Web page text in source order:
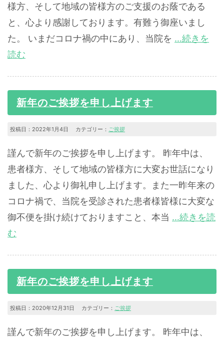
様方、そして地域の皆様方のご支援のお蔭である
と、心より感謝しております。有難う御座いまし
た。 いまだコロナ禍の中にあり、当院を …続きを
読む
新年のご挨拶を申し上げます
投稿日：2022年1月4日 カテゴリー： ご挨拶
謹んで新年のご挨拶を申し上げます。 昨年中は、
患者様方、そして地域の皆様方に大変お世話になり
ました、心より御礼申し上げます。また一昨年来の
コロナ禍で、当院を受診された患者様皆様に大変な
御不便を掛け続けておりますこと、本当 …続きを読
む
新年のご挨拶を申し上げます
投稿日：2020年12月31日 カテゴリー： ご挨拶
謹んで新年のご挨拶を申し上げます。 昨年中は、